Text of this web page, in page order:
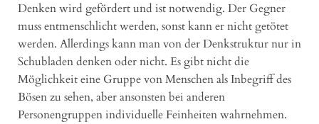
Denken wird gefördert und ist notwendig. Der Gegner
muss entmenschlicht werden, sonst kann er nicht getötet
werden. Allerdings kann man von der Denkstruktur nur in
Schubladen denken oder nicht. Es gibt nicht die
Möglichkeit eine Gruppe von Menschen als Inbegriff des
Bösen zu sehen, aber ansonsten bei anderen
Personengruppen individuelle Feinheiten wahrnehmen.